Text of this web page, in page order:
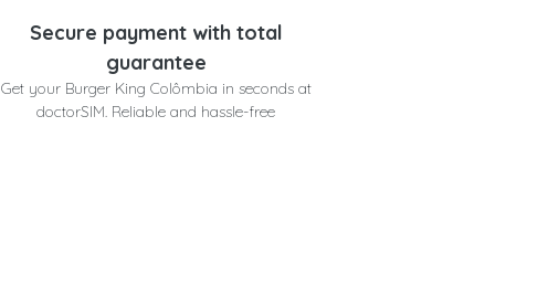
Secure payment with total
guarantee
Get your Burger King Colômbia in seconds at
doctorSIM. Reliable and hassle-free